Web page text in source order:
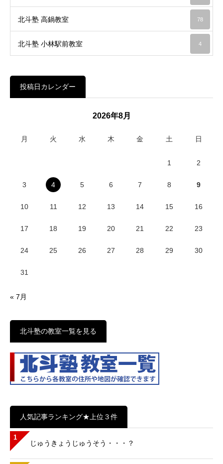
北斗塾 高鍋教室 78
北斗塾 小林駅前教室 4
投稿日カレンダー
2026年8月
月 火 水 木 金 土 日
1 2
3 4 5 6 7 8 9
10 11 12 13 14 15 16
17 18 19 20 21 22 23
24 25 26 27 28 29 30
31
« 7月
北斗塾の教室一覧を見る
人気記事ランキング★上位３件
1
じゅうきょうじゅうそう・・・？